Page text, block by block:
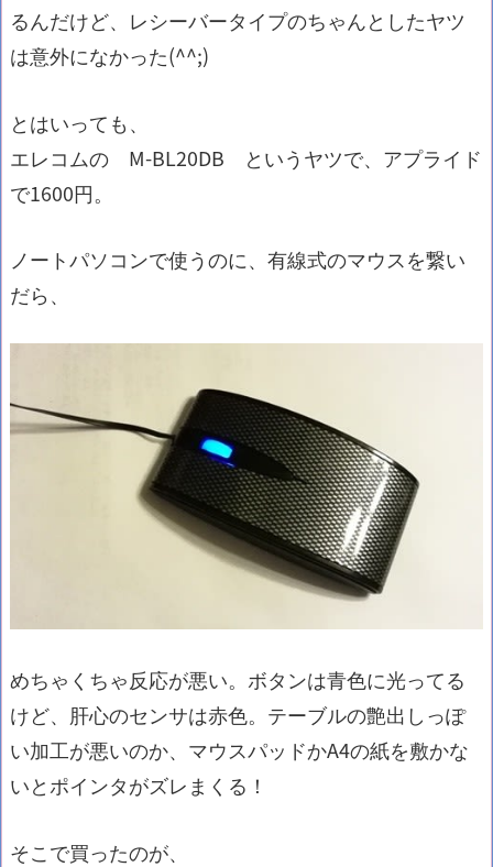
るんだけど、レシーバータイプのちゃんとしたヤツ
は意外になかった(^^;)
とはいっても、
エレコムの M-BL20DB というヤツで、アプライド
で1600円。
ノートパソコンで使うのに、有線式のマウスを繋い
だら、
めちゃくちゃ反応が悪い。ボタンは青色に光ってる
けど、肝心のセンサは赤色。テーブルの艶出しっぽ
い加工が悪いのか、マウスパッドかA4の紙を敷かな
いとポインタがズレまくる！
そこで買ったのが、